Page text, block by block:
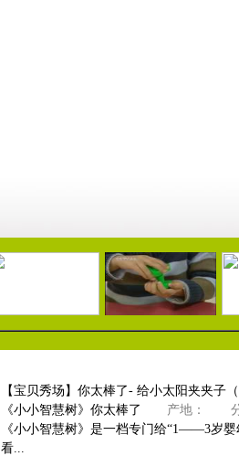
05:46 04:00
【宝贝秀场】你太棒了- 给小太阳夹夹子
《小小智慧树》你太棒了 产地：
分
《小小智慧树》是一档专门给“1――3岁
看...